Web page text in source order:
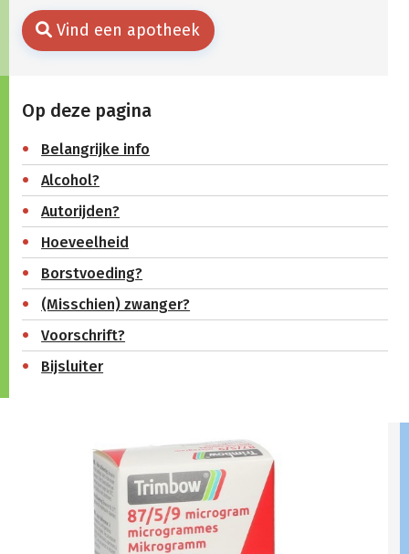
Vind een apotheek
Op deze pagina
Belangrijke info
Alcohol?
Autorijden?
Hoeveelheid
Borstvoeding?
(Misschien) zwanger?
Voorschrift?
Bijsluiter